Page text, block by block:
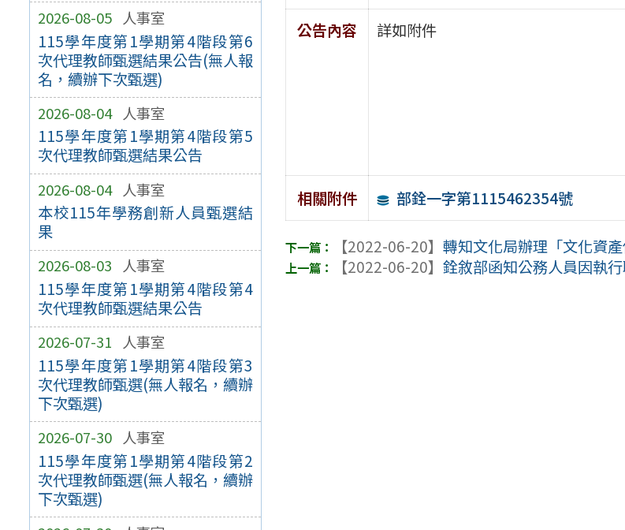
2026-08-05 人事室
115學年度第1學期第4階段第6
次代理教師甄選結果公告(無人報
名，續辦下次甄選)
2026-08-04 人事室
115學年度第1學期第4階段第5
次代理教師甄選結果公告
2026-08-04 人事室
本校115年學務創新人員甄選結
果
2026-08-03 人事室
115學年度第1學期第4階段第4
次代理教師甄選結果公告
2026-07-31 人事室
115學年度第1學期第4階段第3
次代理教師甄選(無人報名，續辦
下次甄選)
2026-07-30 人事室
115學年度第1學期第4階段第2
次代理教師甄選(無人報名，續辦
下次甄選)
公告內容
詳如附件
相關附件 部銓一字第1115462354號
【2022-06-20】轉知文化局辦理「文化資
【2022-06-20】銓敘部函知公務人員因執